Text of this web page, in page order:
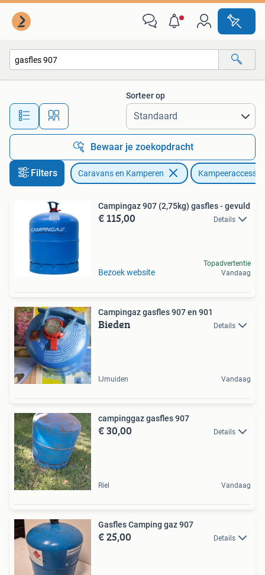
Alle afstanden…
Sorteer op
Bewaar je zoekopdracht
Filters Caravans en Kamperen
Campingaz 907 (2,75kg) gasfles - gevuld
€ 115,00 Details
Bezoek website
Topadvertentie
Vandaag
Campingaz gasfles 907 en 901
Bieden Details
IJmuiden Vandaag
campinggaz gasfles 907
€ 30,00 Details
Riel Vandaag
Gasfles Camping gaz 907
€ 25,00 Details